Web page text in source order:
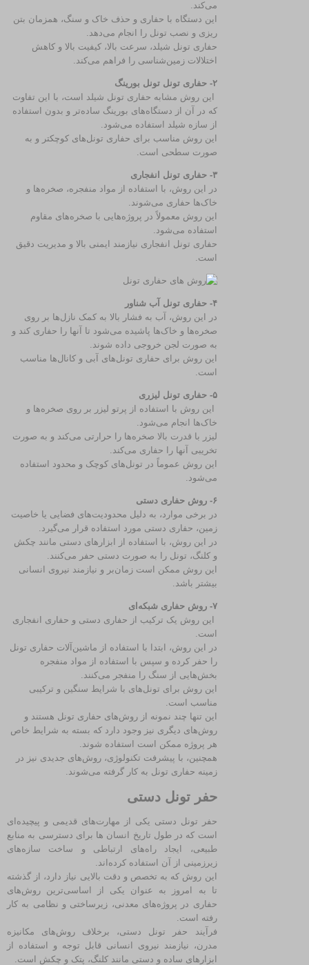
می‌کند.
این دستگاه با حفاری و حذف خاک و سنگ، همزمان بتن
ریزی و نصب تونل را انجام می‌دهد.
حفاری تونل شیلد، سرعت بالا، کیفیت بالا و کاهش
اختلالات زمین‌شناسی را فراهم می‌کند.
۲- حفاری تونل تونل بورینگ
این روش مشابه حفاری تونل شیلد است، با این تفاوت
که در آن از دستگاه‌های بورینگ ساده‌تر و بدون استفاده
از سازه شیلد استفاده می‌شود.
این روش مناسب برای حفاری تونل‌های کوچکتر و به
صورت سطحی است.
۳- حفاری تونل انفجاری
در این روش، با استفاده از مواد منفجره، صخره‌ها و
خاک‌ها حفاری می‌شوند.
این روش معمولاً در پروژه‌هایی با صخره‌های مقاوم
استفاده می‌شود.
حفاری تونل انفجاری نیازمند ایمنی بالا و مدیریت دقیق
است.
۴- حفاری تونل آب شناور
در این روش، آب به فشار بالا به کمک نازل‌ها بر روی
صخره‌ها و خاک‌ها پاشیده می‌شود تا آنها را حفاری کند و
به صورت لجن خروجی داده شوند.
این روش برای حفاری تونل‌های آبی و کانال‌ها مناسب
است.
۵- حفاری تونل لیزری
این روش با استفاده از پرتو لیزر بر روی صخره‌ها و
خاک‌ها انجام می‌شود.
لیزر با قدرت بالا صخره‌ها را حرارتی می‌کند و به صورت
تخریبی آنها را حفاری می‌کند.
این روش عموماً در تونل‌های کوچک و محدود استفاده
می‌شود.
۶- روش حفاری دستی
در برخی موارد، به دلیل محدودیت‌های فضایی یا خاصیت
زمین، حفاری دستی مورد استفاده قرار می‌گیرد.
در این روش، با استفاده از ابزارهای دستی مانند چکش
و کلنگ، تونل را به صورت دستی حفر می‌کنند.
این روش ممکن است زمان‌بر و نیازمند نیروی انسانی
بیشتر باشد.
۷- روش حفاری شبکه‌ای
این روش یک ترکیب از حفاری دستی و حفاری انفجاری
است.
در این روش، ابتدا با استفاده از ماشین‌آلات حفاری تونل
را حفر کرده و سپس با استفاده از مواد منفجره
بخش‌هایی از سنگ را منفجر می‌کنند.
این روش برای تونل‌های با شرایط سنگین و ترکیبی
مناسب است.
این تنها چند نمونه از روش‌های حفاری تونل هستند و
روش‌های دیگری نیز وجود دارد که بسته به شرایط خاص
هر پروژه ممکن است استفاده شوند.
همچنین، با پیشرفت تکنولوژی، روش‌های جدیدی نیز در
زمینه حفاری تونل به کار گرفته می‌شوند.
حفر تونل دستی
حفر تونل دستی یکی از مهارت‌های قدیمی و پیچیده‌ای
است که در طول تاریخ انسان‌ ها برای دسترسی به منابع
طبیعی، ایجاد راه‌های ارتباطی و ساخت سازه‌های
زیرزمینی از آن استفاده کرده‌اند.
این روش که به تخصص و دقت بالایی نیاز دارد، از گذشته
تا به امروز به عنوان یکی از اساسی‌ترین روش‌های
حفاری در پروژه‌های معدنی، زیرساختی و نظامی به کار
رفته است.
فرآیند حفر تونل دستی، برخلاف روش‌های مکانیزه
مدرن، نیازمند نیروی انسانی قابل توجه و استفاده از
ابزارهای ساده و دستی مانند کلنگ، پتک و چکش است.